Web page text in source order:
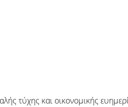
τύχης και οικονομικής